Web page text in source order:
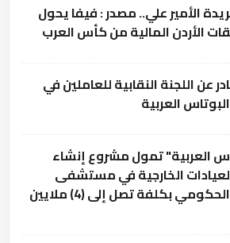
الأمير علي.. مصدر : فيفا يحول
الأردن المالية من كأس العرب
عن اللجنة النقابية للعاملين في
العربية
العربية" تمول مشروع إنشاء
الخارجية في مستشفى
الكرك الحكومي بكلفة تصل إلى (4) ملايين